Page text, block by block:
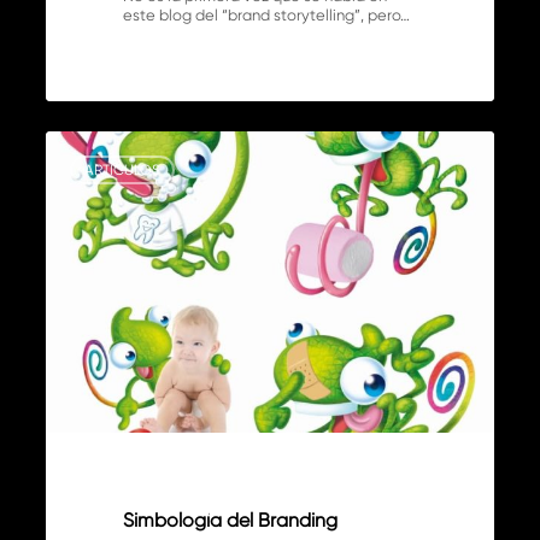
este blog del “brand storytelling”, pero…
Simbología
BrandingARTÍCULOS
Simbología del Branding
0